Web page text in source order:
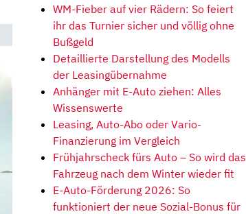
WM-Fieber auf vier Rädern: So feiert
ihr das Turnier sicher und völlig ohne
Bußgeld
Detaillierte Darstellung des Modells
der Leasingübernahme
Anhänger mit E-Auto ziehen: Alles
Wissenswerte
Leasing, Auto-Abo oder Vario-
Finanzierung im Vergleich
Frühjahrscheck fürs Auto – So wird das
Fahrzeug nach dem Winter wieder fit
E-Auto-Förderung 2026: So
funktioniert der neue Sozial-Bonus für